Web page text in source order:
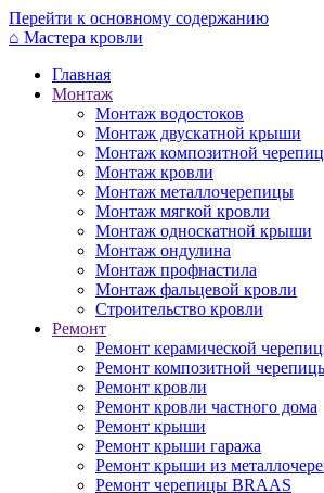
Перейти к основному содержанию
⌂ Мастера кровли
Главная
Монтаж
Монтаж водостоков
Монтаж двускатной крыши
Монтаж композитной
Монтаж кровли
Монтаж металлочерепицы
Монтаж мягкой кровли
Монтаж односкатной крыши
Монтаж ондулина
Монтаж профнастила
Монтаж фальцевой кровли
Строительство кровли
Ремонт
Ремонт керамической
Ремонт композитной
Ремонт кровли
Ремонт кровли частного дома
Ремонт крыши
Ремонт крыши гаража
Ремонт крыши из
Ремонт черепицы BRAAS